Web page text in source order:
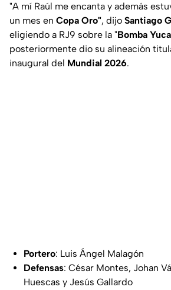
"A mí Raúl me encanta y además
un mes en Copa Oro", dijo Santiago
eligiendo a RJ9 sobre la "Bomba
posteriormente dio su alineación
inaugural del Mundial 2026.
Portero: Luis Ángel Malagón
Defensas: César Montes, Johan
Huescas y Jesús Gallardo